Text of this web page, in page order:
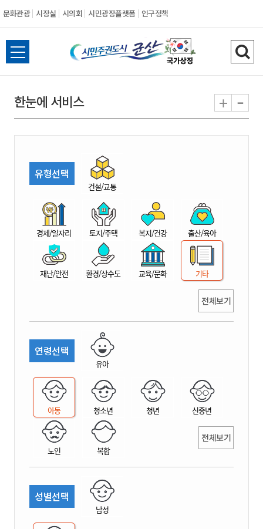
문화관광 시장실 시의회 시민광장플랫폼 인구정책
시
민
권
시
산
전
체
뉴
열
검
색
기
한눈에 서비스 + -
유형선택
건설/교통
경제/일자리 토지/주택 복지/건강 출산/육아
재난/안전 환경/상수도 교육/문화 기타
전체보기
연령선택
유아
아동 청소년 청년 신중년
노인 복합
전체보기
성별선택
남성